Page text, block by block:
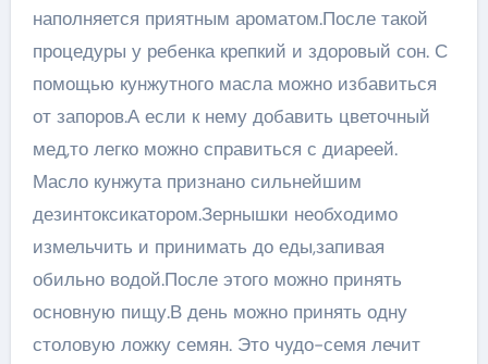
наполняется приятным ароматом.После такой
процедуры у ребенка крепкий и здоровый сон. С
помощью кунжутного масла можно избавиться
от запоров.А если к нему добавить цветочный
мед,то легко можно справиться с диареей.
Масло кунжута признано сильнейшим
дезинтоксикатором.Зернышки необходимо
измельчить и принимать до еды,запивая
обильно водой.После этого можно принять
основную пищу.В день можно принять одну
столовую ложку семян. Это чудо-семя лечит